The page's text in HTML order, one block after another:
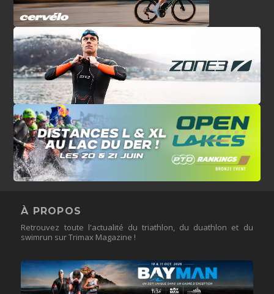
À PROPOS
Retrouvez toute l'actualité du triathlon, du duathlon et du
swimrun sur Trimax Magazine !